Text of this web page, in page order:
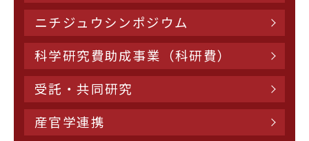
ニチジュウシンポジウム
科学研究費助成事業（科研費）
受託・共同研究
産官学連携